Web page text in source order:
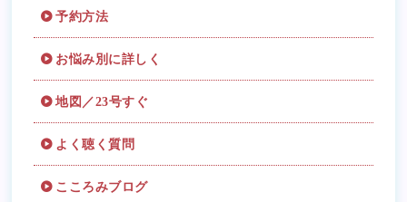
予約方法
お悩み別に詳しく
地図／23号すぐ
よく聴く質問
こころみブログ